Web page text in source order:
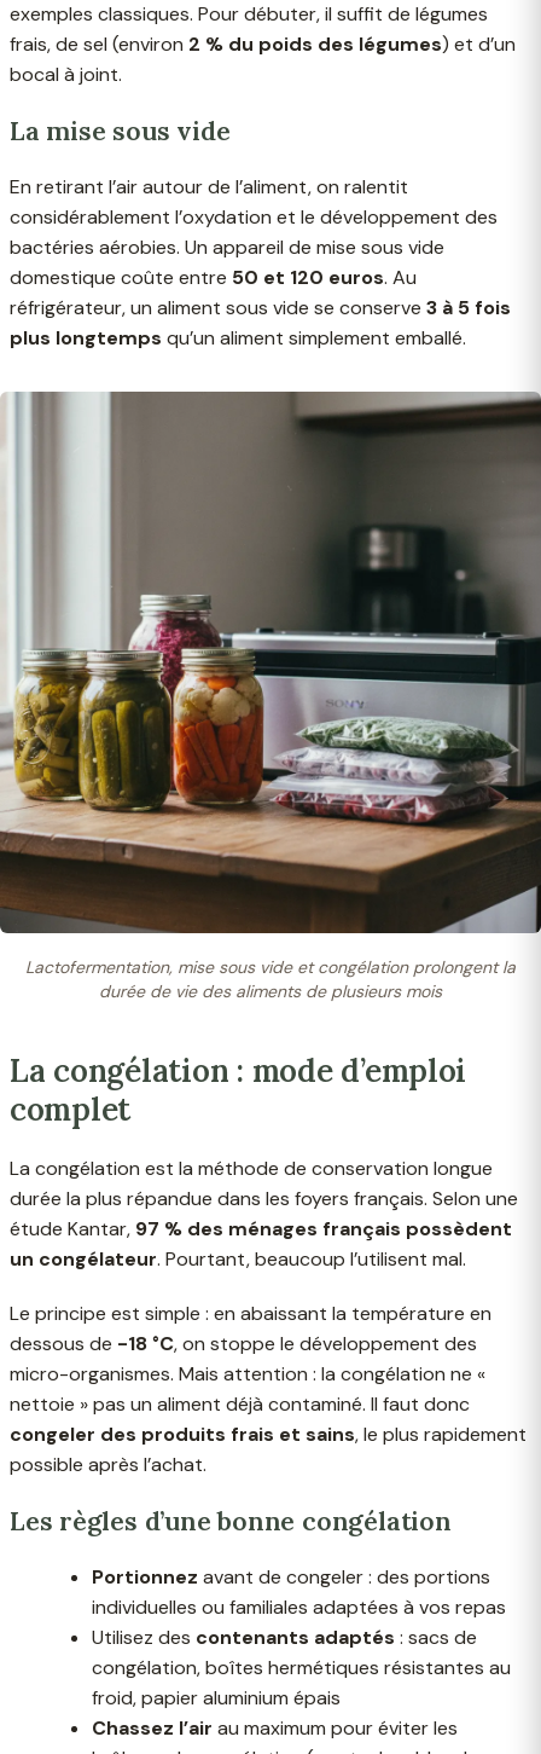
exemples classiques. Pour débuter, il suffit de légumes
frais, de sel (environ 2 % du poids des légumes) et d’un
bocal à joint.
La mise sous vide
En retirant l’air autour de l’aliment, on ralentit
considérablement l’oxydation et le développement des
bactéries aérobies. Un appareil de mise sous vide
domestique coûte entre 50 et 120 euros. Au
réfrigérateur, un aliment sous vide se conserve 3 à 5 fois
plus longtemps qu’un aliment simplement emballé.
Lactofermentation, mise sous vide et congélation prolongent la
durée de vie des aliments de plusieurs mois
La congélation : mode d’emploi
complet
La congélation est la méthode de conservation longue
durée la plus répandue dans les foyers français. Selon une
étude Kantar, 97 % des ménages français possèdent
un congélateur. Pourtant, beaucoup l’utilisent mal.
Le principe est simple : en abaissant la température en
dessous de -18 °C, on stoppe le développement des
micro-organismes. Mais attention : la congélation ne «
nettoie » pas un aliment déjà contaminé. Il faut donc
congeler des produits frais et sains, le plus rapidement
possible après l’achat.
Les règles d’une bonne congélation
Portionnez avant de congeler : des portions
individuelles ou familiales adaptées à vos repas
Utilisez des contenants adaptés : sacs de
congélation, boîtes hermétiques résistantes au
froid, papier aluminium épais
Chassez l’air au maximum pour éviter les